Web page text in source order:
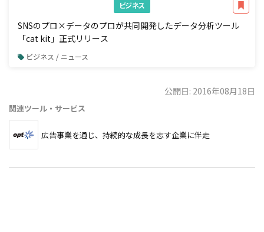
ビジネス
SNSのプロ×データのプロが共同開発したデータ分析ツール
「cat kit」正式リリース
ビジネス / ニュース
公開日: 2016年08月18日
関連ツール・サービス
広告事業を通じ、持続的な成長を志す企業に伴走